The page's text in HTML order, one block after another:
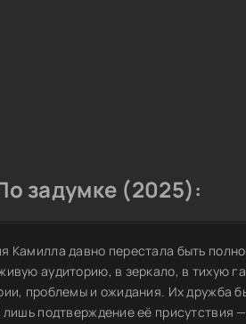
задумке (2025):
Камилла давно перестала быть
аудиторию, в зеркало, в тихую
проблемы и ожидания. Их дружба
подтверждение её присутствия